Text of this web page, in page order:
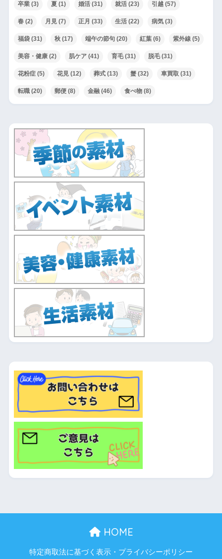
卒業(3) 夏 (1) 婚活(31) 就活(23) 引越(57)
春(2) 月見(7) 正月 (33) 生活(22) 病気(3)
福袋(31) 秋(17) 端午の節句(20) 紅葉(6) 紫外線(5)
美容・健康(2) 肌ケア(41) 育毛(31) 脱毛(31)
花粉症(5) 花見(12) 葬式(13) 蟹(32) 車買取 (31)
転職(20) 郵便(8) 金融(46) 食べ物(8)
HOME
特定商取法に基づく表示・プライバシーポリシー